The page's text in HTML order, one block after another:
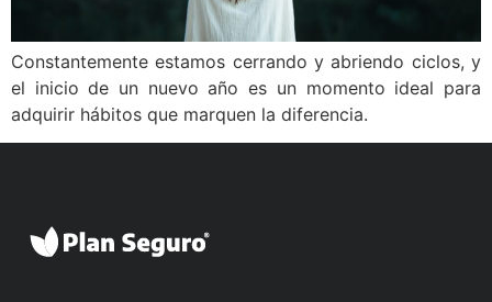
Constantemente estamos cerrando y abriendo ciclos, y
el inicio de un nuevo año es un momento ideal para
adquirir hábitos que marquen la diferencia.